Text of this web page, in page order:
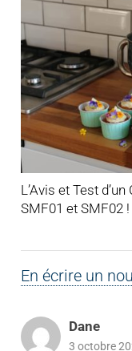
L’Avis et Test
SMF01 et SMF02 !
En écrire un
Dane
3 octobre